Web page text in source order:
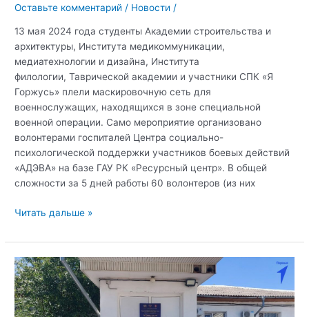
Оставьте комментарий / Новости /
13 мая 2024 года студенты Академии строительства и
архитектуры, Института медикоммуникации,
медиатехнологии и дизайна, Института
филологии, Таврической академии и участники СПК «Я
Горжусь» плели маскировочную сеть для
военнослужащих, находящихся в зоне специальной
военной операции. Само мероприятие организовано
волонтерами госпиталей Центра социально-
психологической поддержки участников боевых действий
«АДЭВА» на базе ГАУ РК «Ресурсный центр». В общей
сложности за 5 дней работы 60 волонтеров (из них
Студенты
федерального
университета
помогают
нашим
защитникам
Читать дальше »